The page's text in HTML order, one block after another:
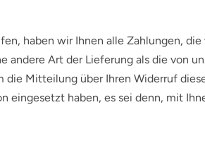
haben wir Ihnen alle Zahlungen,
andere Art der Lieferung als die von
die Mitteilung über Ihren Widerruf
eingesetzt haben, es sei denn, mit